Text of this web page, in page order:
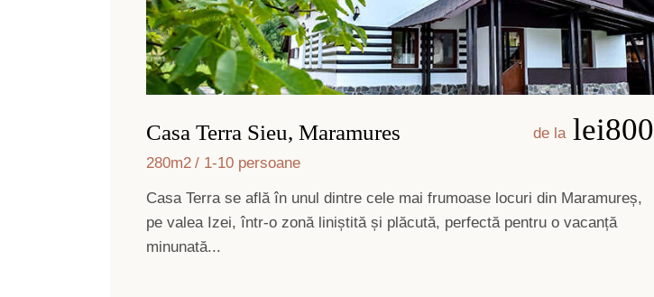
Casa Terra Sieu, Maramures de la lei800
280m2 1-10 persoane
Casa Terra se află în unul dintre cele mai frumoase locuri din Maramureș,
pe valea Izei, într-o zonă liniștită și plăcută, perfectă pentru o vacanță
minunată...